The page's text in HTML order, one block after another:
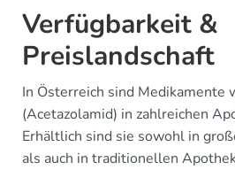
Verfügbarkeit &
Preislandschaft
In Österreich sind Medikamente
(Acetazolamid) in zahlreichen
Erhältlich sind sie sowohl in
als auch in traditionellen